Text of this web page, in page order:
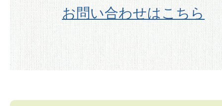
お問い合わせはこちら